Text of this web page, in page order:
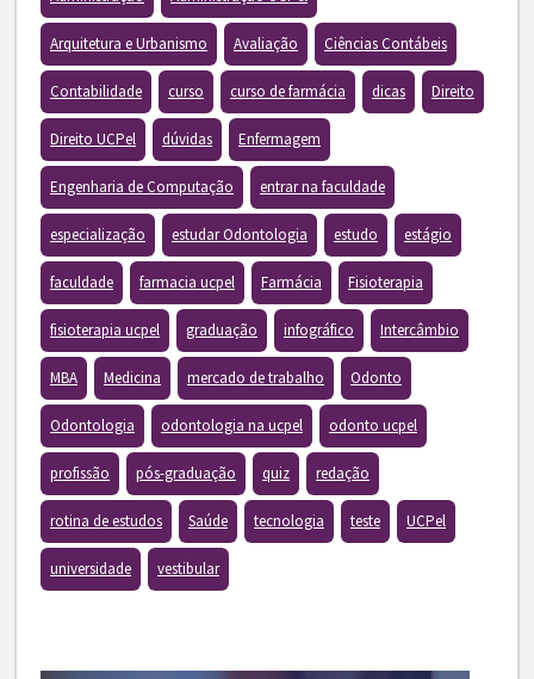
Arquitetura e Urbanismo Avaliação Ciências Contábeis
Contabilidade curso curso de farmácia dicas Direito
Direito UCPel dúvidas Enfermagem
Engenharia de Computação entrar na faculdade
especialização estudar Odontologia estudo estágio
faculdade farmacia ucpel Farmácia Fisioterapia
fisioterapia ucpel graduação infográfico Intercâmbio
MBA Medicina mercado de trabalho Odonto
Odontologia odontologia na ucpel odonto ucpel
profissão pós-graduação quiz redação
rotina de estudos Saúde tecnologia teste UCPel
universidade vestibular